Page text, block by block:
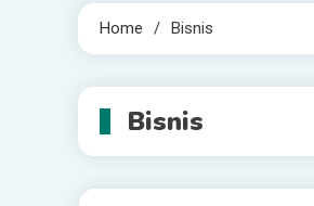
Home Bisnis
Bisnis